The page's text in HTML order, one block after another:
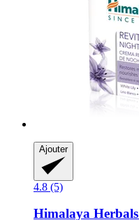
Ajouter
4.8 (5)
Himalaya Herbals